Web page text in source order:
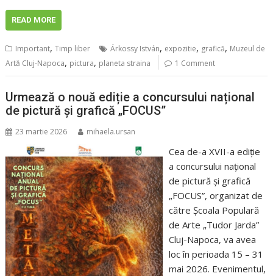
READ MORE
Important,Timp liber Árkossy István, expozitie, grafică, Muzeul de
Artă Cluj-Napoca, pictura, planeta straina 1 Comment
Urmează o nouă ediție a concursului național
de pictură și grafică „FOCUS”
23 martie 2026 mihaela.ursan
Cea de-a XVII-a ediție
a concursului național
de pictură și grafică
„FOCUS”, organizat de
către Școala Populară
de Arte „Tudor Jarda”
Cluj-Napoca, va avea
loc în perioada 15 – 31
mai 2026. Evenimentul,